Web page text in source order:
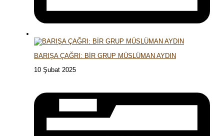
BARIŞA ÇAĞRI: BİR GRUP MÜSLÜMAN AYDIN
10 Şubat 2025